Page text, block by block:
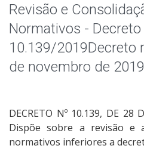
4- Auditorias
5- Parcerias, convênios e
7- Licitações e Contratos
8- Servidores
Revisão e
Normativos - Decreto
10.139/2019Decreto
de novembro de 2019
DECRETO Nº 10.139, DE 28
Dispõe sobre a revisão e
normativos inferiores a